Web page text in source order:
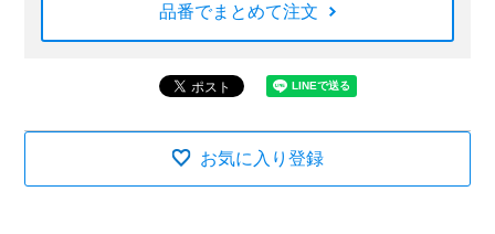
品番でまとめて注文
お気に入り登録